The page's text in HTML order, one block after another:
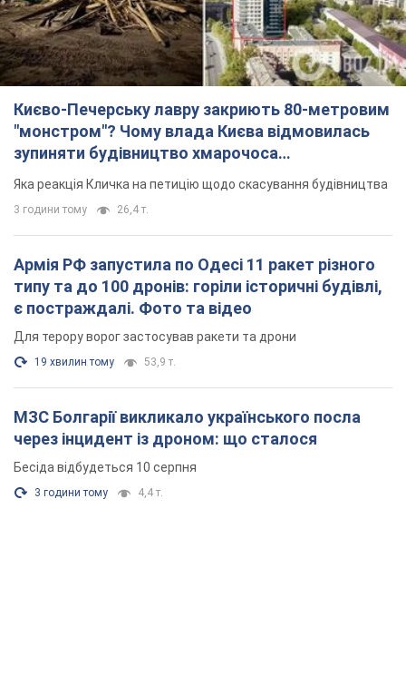
Києво-Печерську лавру закриють 80-метровим
"монстром"? Чому влада Києва відмовилась
зупиняти будівництво хмарочоса
"московського вірянина"
Яка реакція Кличка на петицію щодо скасування будівництва
3 години тому 26,4 т.
Армія РФ запустила по Одесі 11 ракет різного
типу та до 100 дронів: горіли історичні будівлі,
є постраждалі. Фото та відео
Для терору ворог застосував ракети та дрони
19 хвилин тому 53,9 т.
МЗС Болгарії викликало українського посла
через інцидент із дроном: що сталося
Бесіда відбудеться 10 серпня
3 години тому 4,4 т.